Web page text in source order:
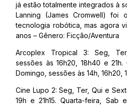
já estão totalmente integrados à
Lanning (James Cromwell) foi
tecnologia robótica, mas agora
anos – Gênero: Ficção/Aventura
Arcoplex Tropical 3: Seg,
sessões às 16h20, 18h40 e
Domingo, sessões às 14h, 16h20,
Cine Lupo 2: Seg, Ter, Qui e
19h e 21h15. Quarta-feira, Sab